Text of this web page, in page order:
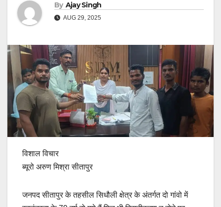
By Ajay Singh
AUG 29, 2025
विशाल विचार
ब्यूरो अरुण मिश्रा सीतापुर
जनपद सीतापुर के तहसील सिधौली क्षेत्र के अंतर्गत दो गांवो में